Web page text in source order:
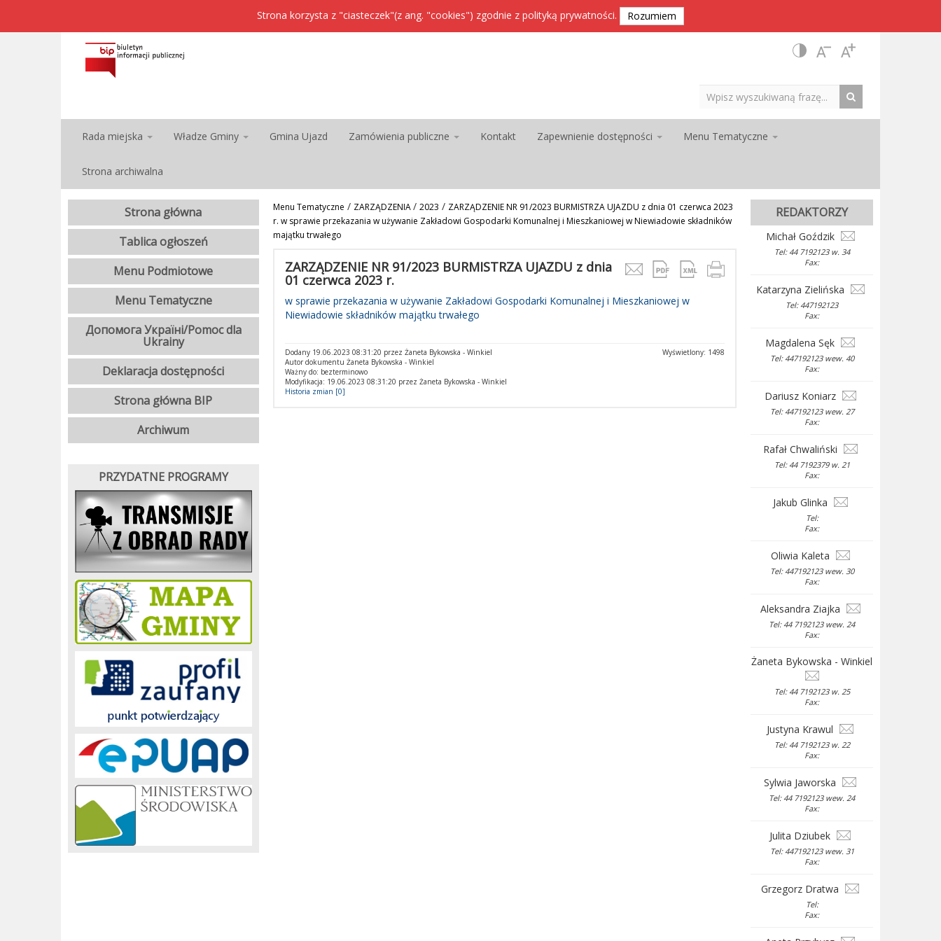
Strona korzysta z "ciasteczek"(z ang. "cookies") zgodnie z polityką prywatności. Rozumiem
Rada miejska Władze Gminy Gmina Ujazd Zamówienia publiczne Kontakt Zapewnienie dostępności Menu Tematyczne
Strona archiwalna
Menu Tematyczne / ZARZĄDZENIA/ 2023 / ZARZĄDZENIE NR 91/2023 BURMISTRZA UJAZDU z dnia 01 czerwca 2023
r. w sprawie przekazania w używanie Zakładowi Gospodarki Komunalnej i Mieszkaniowej w Niewiadowie składników
majątku trwałego
ZARZĄDZENIE NR 91/2023 BURMISTRZA UJAZDU z dnia
01 czerwca 2023 r.
w sprawie przekazania w używanie Zakładowi Gospodarki Komunalnej i Mieszkaniowej w
Niewiadowie składników majątku trwałego
Wyświetlony: 1498
Dodany 19.06.2023 08:31:20 przez Żaneta Bykowska - Winkiel
Autor dokumentu Żaneta Bykowska - Winkiel
Ważny do: bezterminowo
Modyfikacja: 19.06.2023 08:31:20 przez Żaneta Bykowska - Winkiel
Historia zmian [0]
Strona główna
Tablica ogłoszeń
Menu Podmiotowe
Menu Tematyczne
Допомога Україні/Pomoc dla
Ukrainy
Deklaracja dostępności
Strona główna BIP
Archiwum
PRZYDATNE PROGRAMY
REDAKTORZY
Michał Goździk
Tel: 44 7192123 w. 34
Fax:
Katarzyna Zielińska
Tel: 447192123
Fax:
Magdalena Sęk
Tel: 447192123 wew. 40
Fax:
Dariusz Koniarz
Tel: 447192123 wew. 27
Fax:
Rafał Chwaliński
Tel: 44 7192379 w. 21
Fax:
Jakub Glinka
Tel:
Fax:
Oliwia Kaleta
Tel: 447192123 wew. 30
Fax:
Aleksandra Ziajka
Tel: 44 7192123 wew. 24
Fax:
Żaneta Bykowska - Winkiel
Tel: 44 7192123 w. 25
Fax:
Justyna Krawul
Tel: 44 7192123 w. 22
Fax:
Sylwia Jaworska
Tel: 44 7192123 wew. 24
Fax:
Julita Dziubek
Tel: 447192123 wew. 31
Fax:
Grzegorz Dratwa
Tel:
Fax: